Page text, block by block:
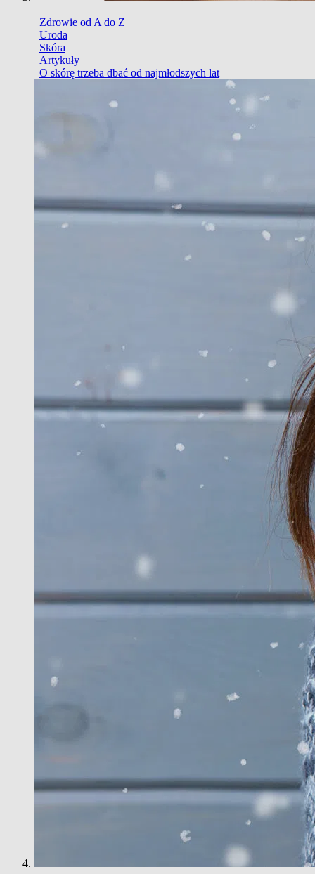
Zdrowie od A do Z
Uroda
Skóra
Artykuły
O skórę trzeba dbać od najmłodszych lat